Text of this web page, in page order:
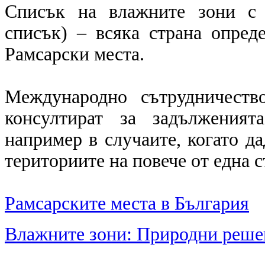
Списък на влажните зони с
списък) – всяка страна
Рамсарски места.
Международно
консултират за
например в случаите, когато
териториите на повече от една
Рамсарските места в България
Влажните зони: Природни